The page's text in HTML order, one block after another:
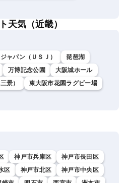
天気（近畿）
ャパン（ＵＳＪ）
琵琶湖
万博記念公園
大阪城ホール
景）
東大阪市花園ラグビー場
神戸市兵庫区
神戸市長田区
区 神戸市北区
神戸市中央区